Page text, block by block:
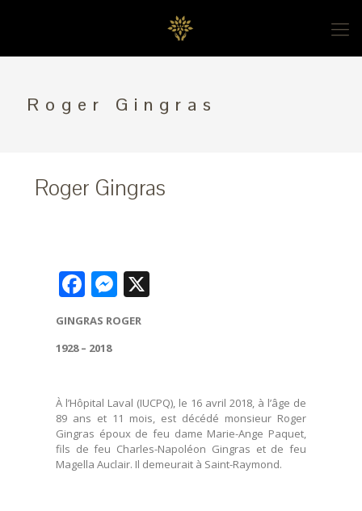
Roger Gingras
Roger Gingras
Facebook
Messenger
GINGRAS ROGER
1928 – 2018
À l’Hôpital Laval (IUCPQ), le 16 avril 2018, à l’âge de
89 ans et 11 mois, est décédé monsieur Roger
Gingras époux de feu dame Marie-Ange Paquet,
fils de feu Charles-Napoléon Gingras et de feu
Magella Auclair. Il demeurait à Saint-Raymond.